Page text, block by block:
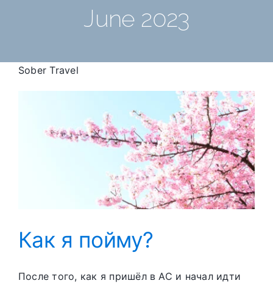
June 2023
Sober Travel
Как я пойму?
После того, как я пришёл в АС и начал идти